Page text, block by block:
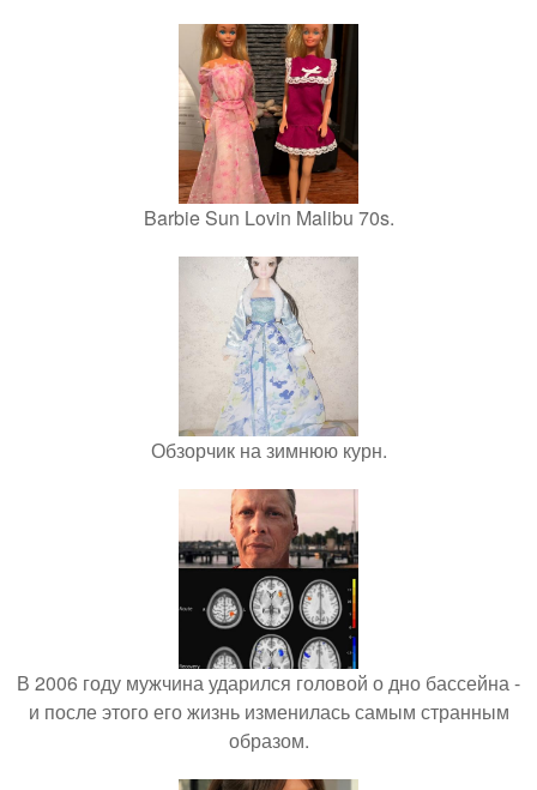
Barbie Sun Lovin Malibu 70s.
Обзорчик на зимнюю курн.
В 2006 году мужчина ударился головой о дно бассейна -
и после этого его жизнь изменилась самым странным
образом.